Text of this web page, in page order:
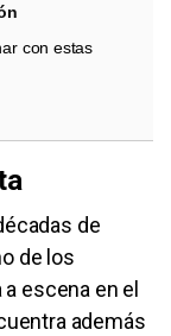
con estas
de
de los
escena en el
además